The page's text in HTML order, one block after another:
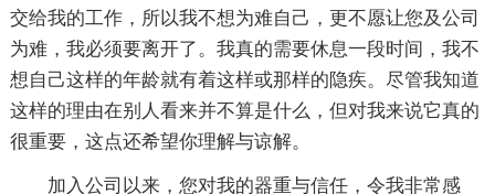
交给我的工作，所以我不想为难自己，更不愿让您及公司
为难，我必须要离开了。我真的需要休息一段时间，我不
想自己这样的年龄就有着这样或那样的隐疾。尽管我知道
这样的理由在别人看来并不算是什么，但对我来说它真的
很重要，这点还希望你理解与谅解。
加入公司以来，您对我的器重与信任，令我非常感